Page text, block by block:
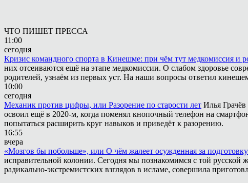
ЧТО ПИШЕТ ПРЕССА
11:00
сегодня
Кризис командного спорта в Кинешме: при чём тут медкомиссия и
них отсеиваются ещё на этапе медкомиссии. О слабом здоровье
родителей, узнаём из первых уст. На наши вопросы ответил
10:00
сегодня
Механик против цифры, или Разорение по старости лет Илья
освоил ещё в 2020-м, когда поменял кнопочный телефон на
попытаться расширить круг навыков и приведёт к разорению.
16:55
вчера
«Мозгов бы побольше», или О чём жалеет осужденная за подготовку
исправительной колонии. Сегодня мы познакомимся с той русской
радикально-экстремистских взглядов в исламе, совершила